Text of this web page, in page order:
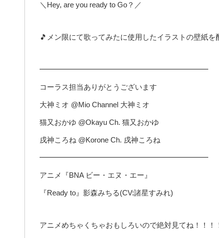
＼Hey, are you ready to Go？／
🎵メン限にて歌ってみたに使用したイラストの壁紙を
━━━━━━━━━━━━━━━━━━━━━━━
コーラス担当ありがとうございます
大神ミオ @Mio Channel 大神ミオ
猫又おかゆ @Okayu Ch. 猫又おかゆ
戌神ころね @Korone Ch. 戌神ころね
━━━━━━━━━━━━━━━━━━━━━━━
アニメ『BNA ビー・エヌ・エー』
『Ready to』影森みちる(CV:諸星すみれ)
アニメめちゃくちゃおもしろいので絶対見てね！！！